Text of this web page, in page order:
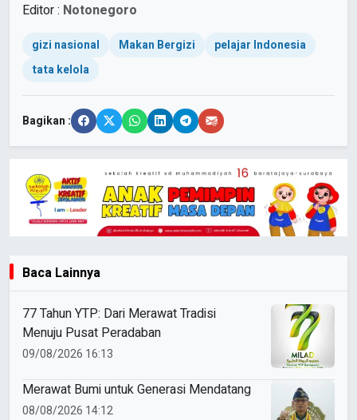
Editor : Notonegoro
gizi nasional Makan Bergizi
pelajar Indonesia
tata kelola
Bagikan :
Baca Lainnya
77 Tahun YTP: Dari Merawat Tradisi
Menuju Pusat Peradaban
09/08/2026 16:13
Merawat Bumi untuk Generasi Mendatang
08/08/2026 14:12